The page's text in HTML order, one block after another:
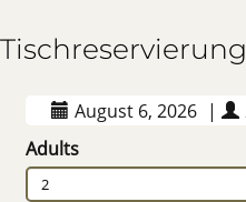
Tischreservierung